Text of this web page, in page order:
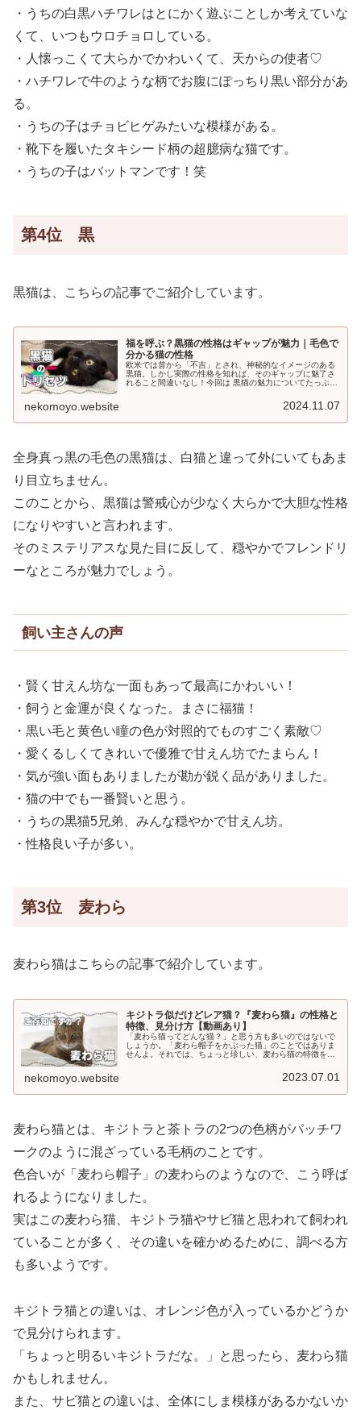
・うちの白黒ハチワレはとにかく遊ぶことしか考えていな
くて、いつもウロチョロしている。
・人懐っこくて大らかでかわいくて、天からの使者♡
・ハチワレで牛のような柄でお腹にぽっちり黒い部分があ
る。
・うちの子はチョビヒゲみたいな模様がある。
・靴下を履いたタキシード柄の超臆病な猫です。
・うちの子はバットマンです！笑
第4位 黒
黒猫は、こちらの記事でご紹介しています。
福を呼ぶ？黒猫の性格はギャップが魅力｜毛色で
分かる猫の性格
欧米では昔から「不吉」とされ、神秘的なイメージのある
黒猫。しかし実際の性格を知れば、そのギャップに魅了さ
れること間違いなし！今回は 黒猫の魅力についてたっぷり
nekomoyo.website 2024.11.07
全身真っ黒の毛色の黒猫は、白猫と違って外にいてもあま
り目立ちません。
このことから、黒猫は警戒心が少なく大らかで大胆な性格
になりやすいと言われます。
そのミステリアスな見た目に反して、穏やかでフレンドリ
ーなところが魅力でしょう。
飼い主さんの声
・賢く甘えん坊な一面もあって最高にかわいい！
・飼うと金運が良くなった。まさに福猫！
・黒い毛と黄色い瞳の色が対照的でものすごく素敵♡
・愛くるしくてきれいで優雅で甘えん坊でたまらん！
・気が強い面もありましたが勘が鋭く品がありました。
・猫の中でも一番賢いと思う。
・うちの黒猫5兄弟、みんな穏やかで甘えん坊。
・性格良い子が多い。
第3位 麦わら
麦わら猫はこちらの記事で紹介しています。
キジトラ似だけどレア猫？『麦わら猫』の性格と
特徴、見分け方【動画あり】
「麦わら猫ってどんな猫？」と思う方も多いのではないで
しょうか。「麦わら帽子をかぶった猫」のことではありま
せんよ。それでは、ちょっと珍しい、麦わら猫の特徴をみ
nekomoyo.website 2023.07.01
麦わら猫とは、キジトラと茶トラの2つの色柄がパッチワ
ークのように混ざっている毛柄のことです。
色合いが「麦わら帽子」の麦わらのようなので、こう呼ば
れるようになりました。
実はこの麦わら猫、キジトラ猫やサビ猫と思われて飼われ
ていることが多く、その違いを確かめるために、調べる方
も多いようです。
キジトラ猫との違いは、オレンジ色が入っているかどうか
で見分けられます。
「ちょっと明るいキジトラだな。」と思ったら、麦わら猫
かもしれません。
また、サビ猫との違いは、全体にしま模様があるかないか